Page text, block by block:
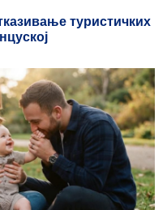
туристичких